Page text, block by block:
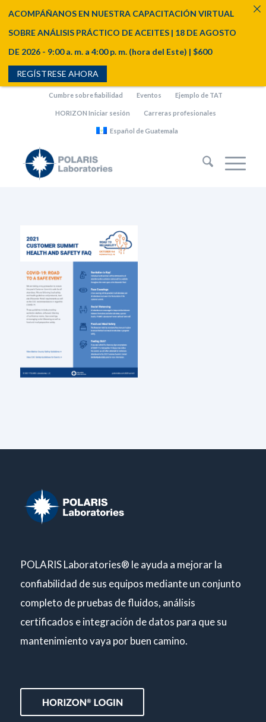
Cumbre sobre fiabilidad Eventos Ejemplo de TAT
HORIZON Iniciar sesión Carreras profesionales
Español de Guatemala
POLARIS Laboratories® le ayuda a mejorar la
confiabilidad de sus equipos mediante un conjunto
completo de pruebas de fluidos, análisis
certificados e integración de datos para que su
mantenimiento vaya por buen camino.
ACOMPÁÑANOS EN NUESTRA CAPACITACIÓN VIRTUAL
SOBRE ANÁLISIS PRÁCTICO DE ACEITES | 18 DE AGOSTO
DE 2026 - 9:00 a. m. a 4:00 p. m. (hora del Este) | $600
REGÍSTRESE AHORA